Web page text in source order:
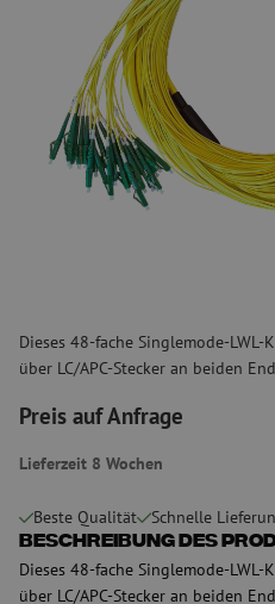
Dieses 48-fache Singlemode-
über LC/APC-Stecker an beiden
Preis auf Anfrage
Lieferzeit 8 Wochen
Beste Qualität Schnelle
Beschreibung des
Dieses 48-fache Singlemode-
über LC/APC-Stecker an beiden